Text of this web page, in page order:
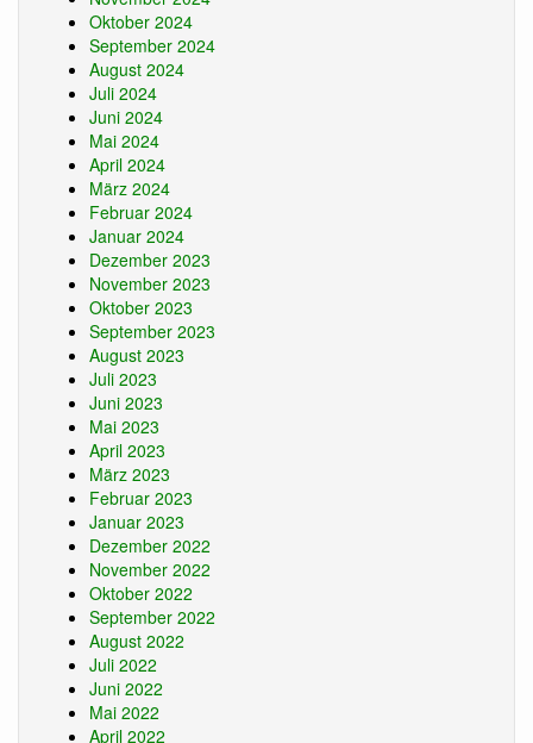
Oktober 2024
September 2024
August 2024
Juli 2024
Juni 2024
Mai 2024
April 2024
März 2024
Februar 2024
Januar 2024
Dezember 2023
November 2023
Oktober 2023
September 2023
August 2023
Juli 2023
Juni 2023
Mai 2023
April 2023
März 2023
Februar 2023
Januar 2023
Dezember 2022
November 2022
Oktober 2022
September 2022
August 2022
Juli 2022
Juni 2022
Mai 2022
April 2022